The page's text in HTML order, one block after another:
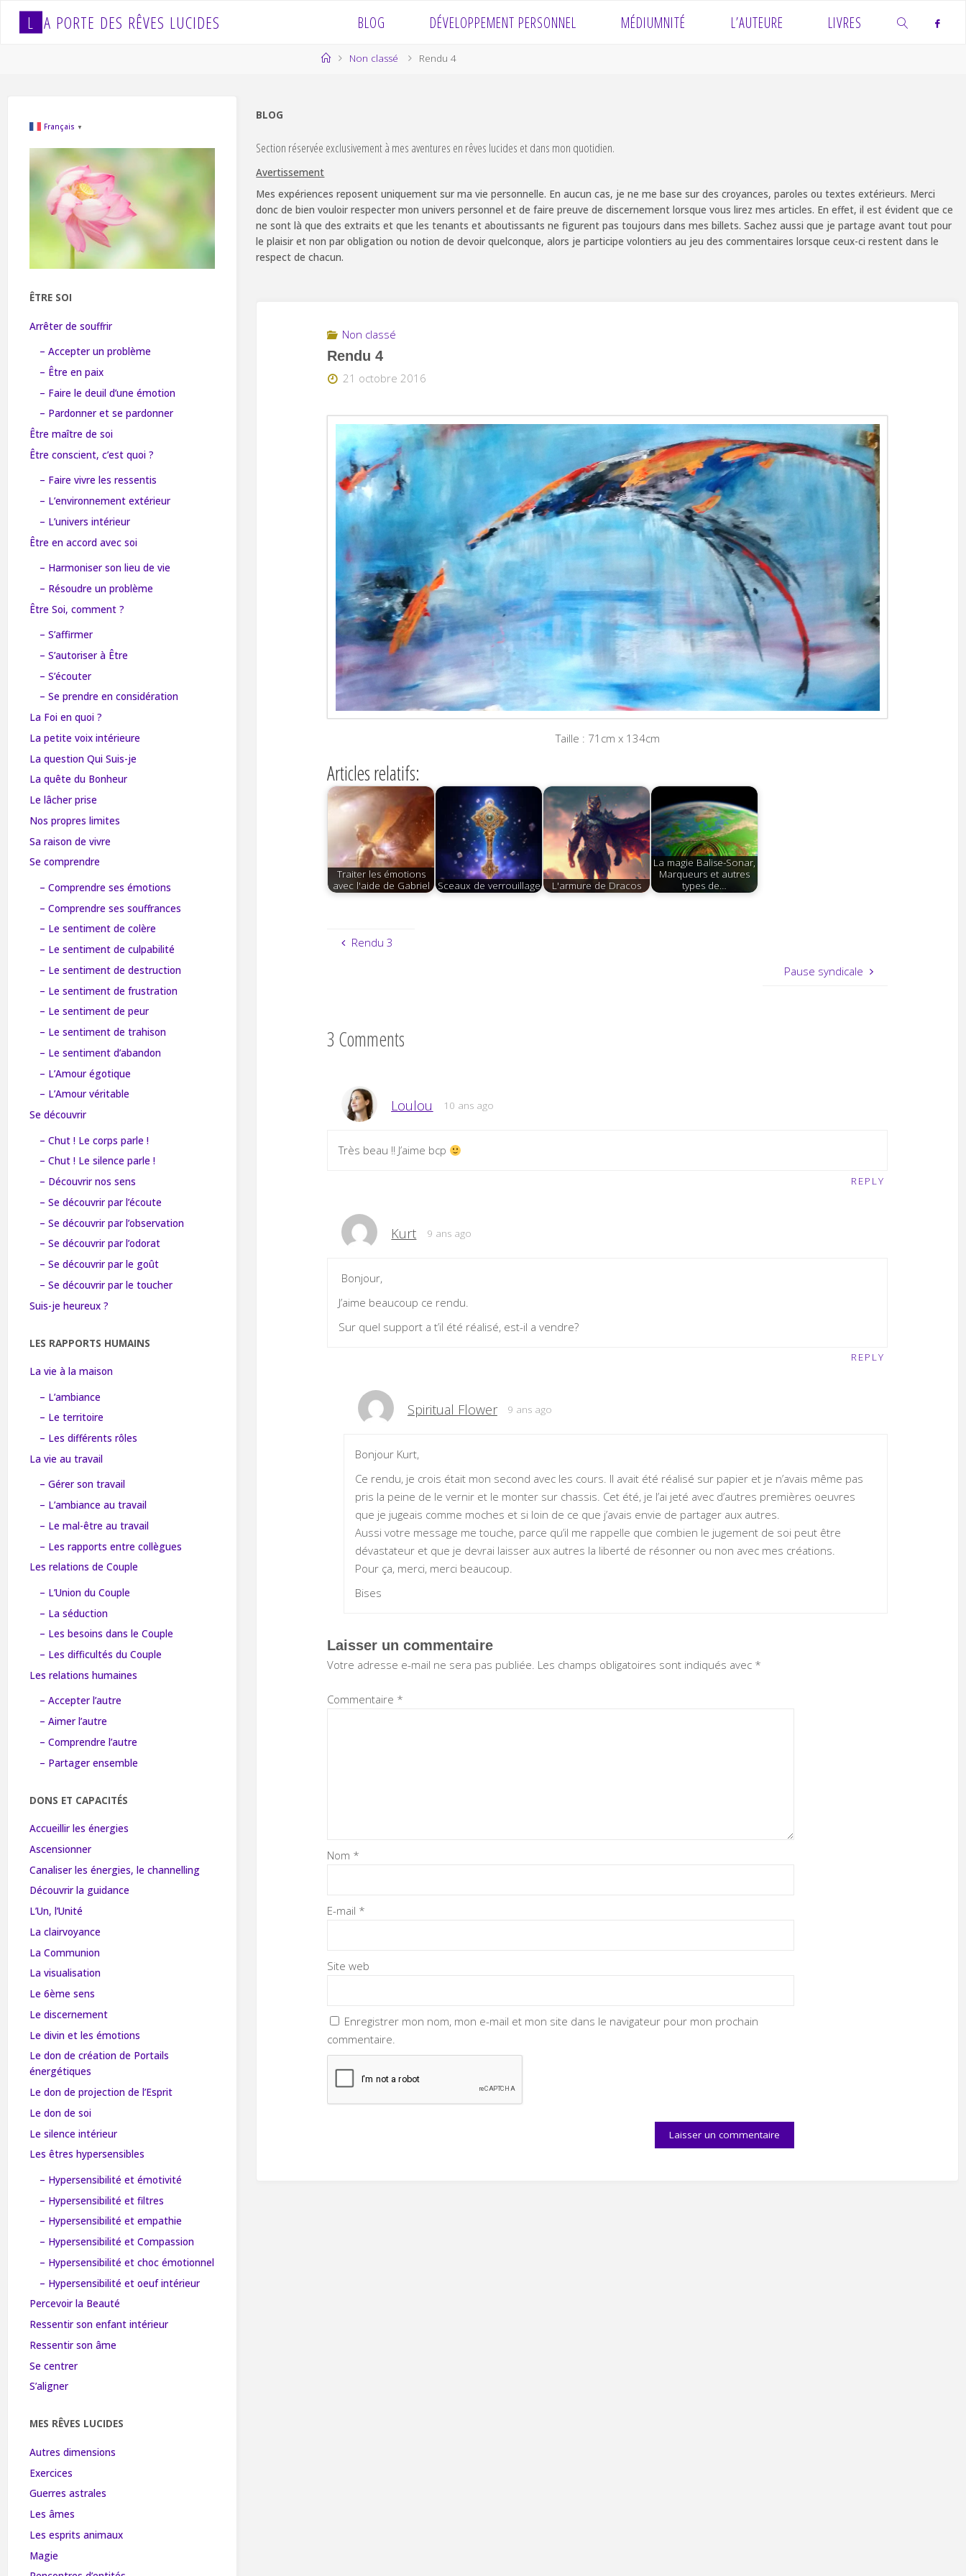
L A PORTE DES RÊVES LUCIDES BLOG DÉVELOPPEMENT PERSONNEL MÉDIUMNITÉ L’AUTEURE LIVRES
HomeNon classé Rendu 4
BLOG
Section réservée exclusivement à mes aventures en rêves lucides et dans mon quotidien.
Avertissement
Mes expériences reposent uniquement sur ma vie personnelle. En aucun cas, je ne me base sur des croyances, paroles ou textes extérieurs. Merci
donc de bien vouloir respecter mon univers personnel et de faire preuve de discernement lorsque vous lirez mes articles. En effet, il est évident que ce
ne sont là que des extraits et que les tenants et aboutissants ne figurent pas toujours dans mes billets. Sachez aussi que je partage avant tout pour
le plaisir et non par obligation ou notion de devoir quelconque, alors je participe volontiers au jeu des commentaires lorsque ceux-ci restent dans le
respect de chacun.
Non classé
Rendu 4
21 octobre 2016
Taille : 71cm x 134cm
Articles relatifs:
Traiter les émotions
avec l'aide de Gabriel
Sceaux de verrouillage L'armure de Dracos
La magie Balise-Sonar,
Marqueurs et autres
types de…
Rendu 3
Pause syndicale
3 Comments
Loulou 10 ans ago
Très beau !! J’aime bcp
REPLY
Kurt 9 ans ago
Bonjour,
J’aime beaucoup ce rendu.
Sur quel support a t’il été réalisé, est-il a vendre?
REPLY
Spiritual Flower 9 ans ago
Bonjour Kurt,
Ce rendu, je crois était mon second avec les cours. Il avait été réalisé sur papier et je n’avais même pas
pris la peine de le vernir et le monter sur chassis. Cet été, je l’ai jeté avec d’autres premières oeuvres
que je jugeais comme moches et si loin de ce que j’avais envie de partager aux autres.
Aussi votre message me touche, parce qu’il me rappelle que combien le jugement de soi peut être
dévastateur et que je devrai laisser aux autres la liberté de résonner ou non avec mes créations.
Pour ça, merci, merci beaucoup.
Bises
Laisser un commentaire
Votre adresse e-mail ne sera pas publiée. Les champs obligatoires sont indiqués avec *
Commentaire *
Nom *
E-mail *
Site web
Enregistrer mon nom, mon e-mail et mon site dans le navigateur pour mon prochain
commentaire.
Français ▼
ÊTRE SOI
Arrêter de souffrir
– Accepter un problème
– Être en paix
– Faire le deuil d’une émotion
– Pardonner et se pardonner
Être maître de soi
Être conscient, c’est quoi ?
– Faire vivre les ressentis
– L’environnement extérieur
– L’univers intérieur
Être en accord avec soi
– Harmoniser son lieu de vie
– Résoudre un problème
Être Soi, comment ?
– S’affirmer
– S’autoriser à Être
– S’écouter
– Se prendre en considération
La Foi en quoi ?
La petite voix intérieure
La question Qui Suis-je
La quête du Bonheur
Le lâcher prise
Nos propres limites
Sa raison de vivre
Se comprendre
– Comprendre ses émotions
– Comprendre ses souffrances
– Le sentiment de colère
– Le sentiment de culpabilité
– Le sentiment de destruction
– Le sentiment de frustration
– Le sentiment de peur
– Le sentiment de trahison
– Le sentiment d’abandon
– L’Amour égotique
– L’Amour véritable
Se découvrir
– Chut ! Le corps parle !
– Chut ! Le silence parle !
– Découvrir nos sens
– Se découvrir par l’écoute
– Se découvrir par l’observation
– Se découvrir par l’odorat
– Se découvrir par le goût
– Se découvrir par le toucher
Suis-je heureux ?
LES RAPPORTS HUMAINS
La vie à la maison
– L’ambiance
– Le territoire
– Les différents rôles
La vie au travail
– Gérer son travail
– L’ambiance au travail
– Le mal-être au travail
– Les rapports entre collègues
Les relations de Couple
– L’Union du Couple
– La séduction
– Les besoins dans le Couple
– Les difficultés du Couple
Les relations humaines
– Accepter l’autre
– Aimer l’autre
– Comprendre l’autre
– Partager ensemble
DONS ET CAPACITÉS
Accueillir les énergies
Ascensionner
Canaliser les énergies, le channelling
Découvrir la guidance
L’Un, l’Unité
La clairvoyance
La Communion
La visualisation
Le 6ème sens
Le discernement
Le divin et les émotions
Le don de création de Portails
énergétiques
Le don de projection de l’Esprit
Le don de soi
Le silence intérieur
Les êtres hypersensibles
– Hypersensibilité et émotivité
– Hypersensibilité et filtres
– Hypersensibilité et empathie
– Hypersensibilité et Compassion
– Hypersensibilité et choc émotionnel
– Hypersensibilité et oeuf intérieur
Percevoir la Beauté
Ressentir son enfant intérieur
Ressentir son âme
Se centrer
S’aligner
MES RÊVES LUCIDES
Autres dimensions
Exercices
Guerres astrales
Les âmes
Les esprits animaux
Magie